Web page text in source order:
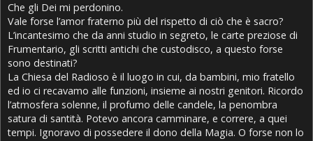
Che gli Dei mi perdonino.
Vale forse l’amor fraterno più del rispetto di ciò che è sacro?
L’incantesimo che da anni studio in segreto, le carte preziose di
Frumentario, gli scritti antichi che custodisco, a questo forse
sono destinati?
La Chiesa del Radioso è il luogo in cui, da bambini, mio fratello
ed io ci recavamo alle funzioni, insieme ai nostri genitori. Ricordo
l’atmosfera solenne, il profumo delle candele, la penombra
satura di santità. Potevo ancora camminare, e correre, a quei
tempi. Ignoravo di possedere il dono della Magia. O forse non lo